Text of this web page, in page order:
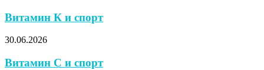
Витамин К и спорт
30.06.2026
Витамин С и спорт